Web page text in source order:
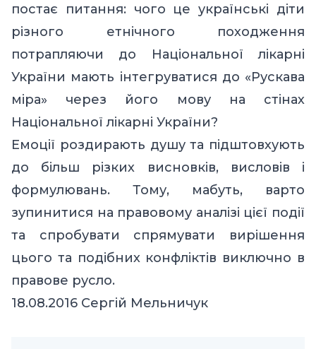
постає питання: чого це українські діти
різного етнічного походження
потрапляючи до Національної лікарні
України мають інтегруватися до «Рускава
міра» через його мову на стінах
Національної лікарні України?
Емоції роздирають душу та підштовхують
до більш різких висновків, висловів і
формулювань. Тому, мабуть, варто
зупинитися на правовому аналізі цієї події
та спробувати спрямувати вирішення
цього та подібних конфліктів виключно в
правове русло.
18.08.2016 Сергій Мельничук